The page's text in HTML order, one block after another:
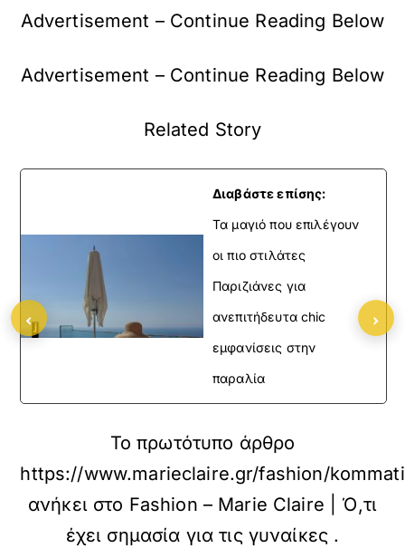
Advertisement – Continue Reading Below
Advertisement – Continue Reading Below
Related Story
Διαβάστε επίσης:
Τα μαγιό που επιλέγουν
οι πιο στιλάτες
Παριζιάνες για
ανεπιτήδευτα chic
εμφανίσεις στην
παραλία
Το πρωτότυπο άρθρο
https://www.marieclaire.gr/fashion/
ανήκει στο Fashion – Marie Claire | Ό,τι
έχει σημασία για τις γυναίκες .
‹ ›